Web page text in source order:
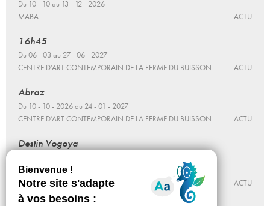
Du 10 - 10 au 13 - 12 - 2026
MABA
ACTU
16h45
Du 06 - 03 au 27 - 06 - 2027
CENTRE D’ART CONTEMPORAIN DE LA FERME DU BUISSON
ACTU
Abraz
Du 10 - 10 - 2026 au 24 - 01 - 2027
CENTRE D’ART CONTEMPORAIN DE LA FERME DU BUISSON
ACTU
Destin Vogoya
Du 10 - 10 - 2026 au 24 - 01 - 2027
CENTRE D’ART CONTEMPORAIN DE LA FERME DU BUISSON
ACTU